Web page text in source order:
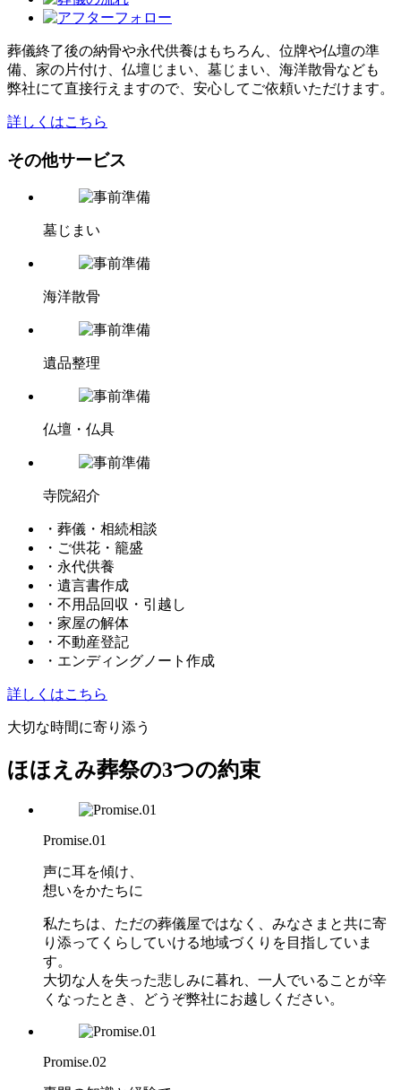
葬儀終了後の納骨や永代供養はもちろん、位牌や仏壇の準
備、家の片付け、仏壇じまい、墓じまい、海洋散骨なども
弊社にて直接行えますので、安心してご依頼いただけます。
詳しくはこちら
その他サービス
墓じまい
海洋散骨
遺品整理
仏壇・仏具
寺院紹介
・葬儀・相続相談
・ご供花・籠盛
・永代供養
・遺言書作成
・不用品回収・引越し
・家屋の解体
・不動産登記
・エンディングノート作成
詳しくはこちら
大切な時間に寄り添う
ほほえみ葬祭の3つの約束
Promise.01
声に耳を傾け、
想いをかたちに
私たちは、ただの葬儀屋ではなく、みなさまと共に寄
り添ってくらしていける地域づくりを目指していま
す。
大切な人を失った悲しみに暮れ、一人でいることが辛
くなったとき、どうぞ弊社にお越しください。
Promise.02